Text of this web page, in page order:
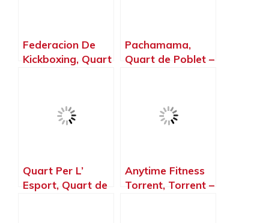
Federacion De
Kickboxing, Quart
Pachamama,
Quart de Poblet –
Quart Per L’
Esport, Quart de
Anytime Fitness
Torrent, Torrent –